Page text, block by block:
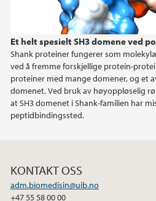
Et helt spesielt SH3 domene ved
Shank proteiner fungerer som
ved å fremme forskjellige protein-
proteiner med mange domener, og et
domenet. Ved bruk av høyoppløselig
at SH3 domenet i Shank-familien har
peptidbindingssted.
KONTAKT OSS
adm.biomedisin@uib.no
+47 55 58 00 00